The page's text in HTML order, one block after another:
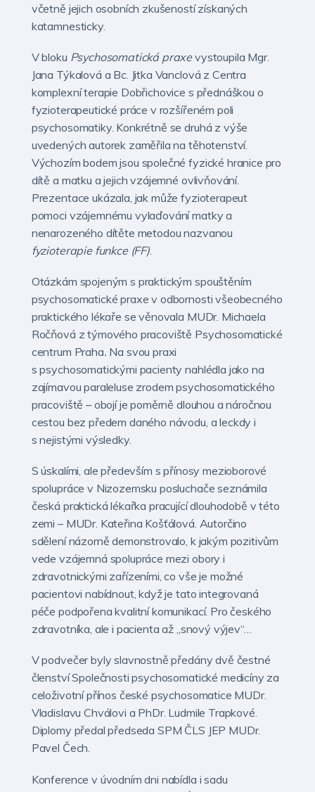
včetně jejich osobních zkušeností získaných
katamnesticky.
V bloku Psychosomatická praxevystoupila Mgr.
Jana Týkalová a Bc. Jitka Vanclová z Centra
komplexní terapie Dobřichovice s přednáškou o
fyzioterapeutické práce v rozšířeném poli
psychosomatiky. Konkrétně se druhá z výše
uvedených autorek zaměřila na těhotenství.
Výchozím bodem jsou společné fyzické hranice pro
dítě a matku a jejich vzájemné ovlivňování.
Prezentace ukázala, jak může fyzioterapeut
pomoci vzájemnému vylaďování matky a
nenarozeného dítěte metodou nazvanou
fyzioterapie funkce (FF).
Otázkám spojeným s praktickým spouštěním
psychosomatické praxe v odbornosti všeobecného
praktického lékaře se věnovala MUDr. Michaela
Ročňová z týmového pracoviště Psychosomatické
centrum Praha. Na svou praxi
s psychosomatickými pacienty nahlédla jako na
zajímavou paraleluse zrodem psychosomatického
pracoviště – obojí je poměrně dlouhou a náročnou
cestou bez předem daného návodu, a leckdy i
s nejistými výsledky.
S úskalími, ale především s přínosy mezioborové
spolupráce v Nizozemsku posluchače seznámila
česká praktická lékařka pracující dlouhodobě v této
zemi – MUDr. Kateřina Košťálová. Autorčino
sdělení názorně demonstrovalo, k jakým pozitivům
vede vzájemná spolupráce mezi obory i
zdravotnickými zařízeními, co vše je možné
pacientovi nabídnout, když je tato integrovaná
péče podpořena kvalitní komunikací. Pro českého
zdravotníka, ale i pacienta až „snový výjev“…
V podvečer byly slavnostně předány dvě čestné
členství Společnosti psychosomatické medicíny za
celoživotní přínos české psychosomatice MUDr.
Vladislavu Chválovi a PhDr. Ludmile Trapkové.
Diplomy předal předseda SPM ČLS JEP MUDr.
Pavel Čech.
Konference v úvodním dni nabídla i sadu